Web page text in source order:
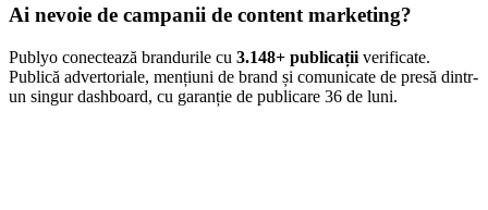
Ai nevoie de campanii de content marketing?
Publyo conectează brandurile cu 3.148+ publicații verificate.
Publică advertoriale, mențiuni de brand și comunicate de presă dintr-
un singur dashboard, cu garanție de publicare 36 de luni.